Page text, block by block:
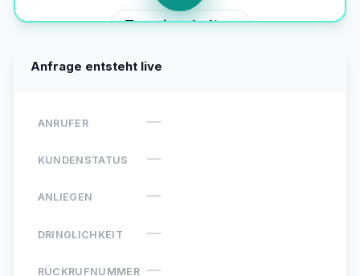
Ton einschalten
Anfrage entsteht live
ANRUFER —
KUNDENSTATUS —
ANLIEGEN —
DRINGLICHKEIT —
RÜCKRUFNUMMER —